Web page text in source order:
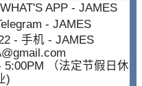
APP - JAMES
- JAMES
- 手机 - JAMES
5:00PM （法定节假日休
)